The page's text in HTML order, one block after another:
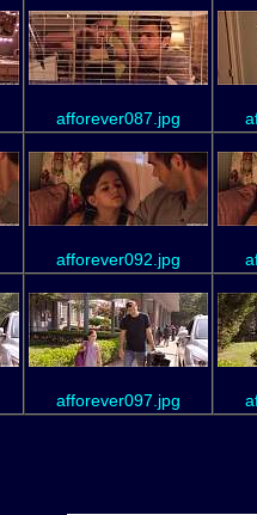
afforever087.jpg
afforever092.jpg
afforever097.jpg